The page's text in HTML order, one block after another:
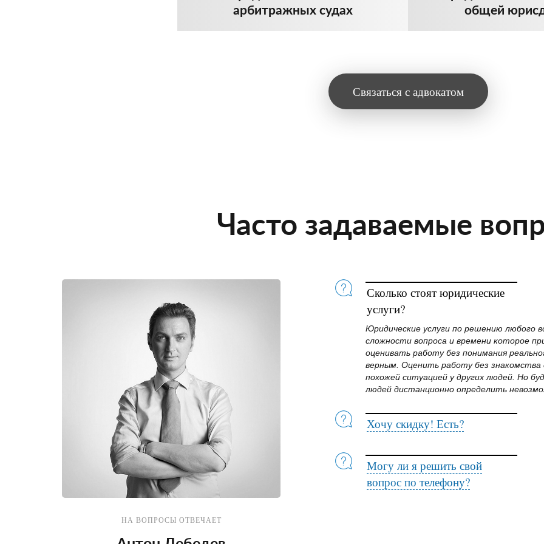
арбитражных судах
общей
Связаться с адвокатом
Часто задаваемые
НА ВОПРОСЫ ОТВЕЧАЕТ
Сколько стоят юридические
услуги?
Юридические услуги по решению любого
сложности вопроса и времени которое
оценивать работу без понимания
верным. Оценить работу без
похожей ситуацией у других людей. Но
людей дистанционно определить
Хочу скидку! Есть?
Могу ли я решить свой
вопрос по телефону?